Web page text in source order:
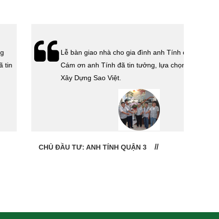
Lễ bàn giao nhà cho gia đình anh Tính quận 3.
Cám ơn anh Tính đã tin tưởng, lựa chọn công ty
Xây Dựng Sao Việt.
CHỦ ĐẦU TƯ: ANH TÍNH QUẬN 3